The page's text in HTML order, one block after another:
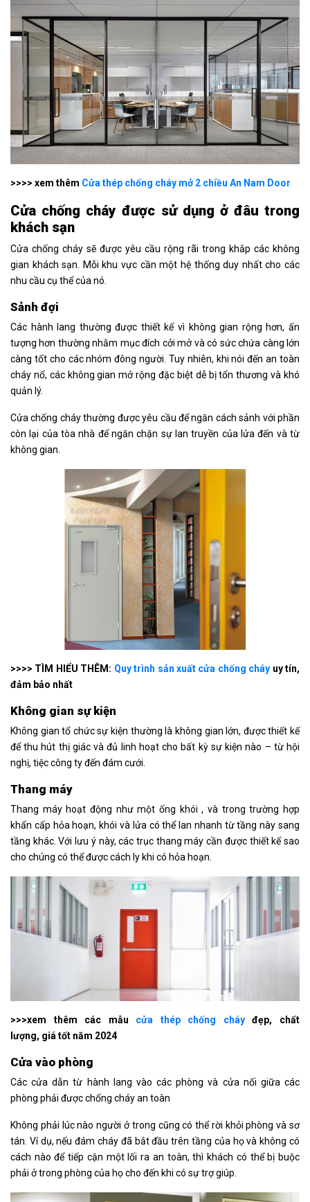
>>>> xem thêm Cửa thép chống cháy mở 2 chiều An Nam Door
Cửa chống cháy được sử dụng ở đâu trong
khách sạn
Cửa chống cháy sẽ được yêu cầu rộng rãi trong khắp các không
gian khách sạn. Mỗi khu vực cần một hệ thống duy nhất cho các
nhu cầu cụ thể của nó.
Sảnh đợi
Các hành lang thường được thiết kế vì không gian rộng hơn, ấn
tượng hơn thường nhằm mục đích cởi mở và có sức chứa càng lớn
càng tốt cho các nhóm đông người. Tuy nhiên, khi nói đến an toàn
cháy nổ, các không gian mở rộng đặc biệt dễ bị tổn thương và khó
quản lý.
Cửa chống cháy thường được yêu cầu để ngăn cách sảnh với phần
còn lại của tòa nhà để ngăn chặn sự lan truyền của lửa đến và từ
không gian.
>>>> TÌM HIỂU THÊM: Quy trình sản xuất cửa chống cháy uy tín,
đảm bảo nhất
Không gian sự kiện
Không gian tổ chức sự kiện thường là không gian lớn, được thiết kế
để thu hút thị giác và đủ linh hoạt cho bất kỳ sự kiện nào – từ hội
nghị, tiệc công ty đến đám cưới.
Thang máy
Thang máy hoạt động như một ống khói , và trong trường hợp
khẩn cấp hỏa hoạn, khói và lửa có thể lan nhanh từ tầng này sang
tầng khác. Với lưu ý này, các trục thang máy cần được thiết kế sao
cho chúng có thể được cách ly khi có hỏa hoạn.
>>>xem thêm các mẫu cửa thép chống cháyđẹp, chất
lượng, giá tốt năm 2024
Cửa vào phòng
Các cửa dẫn từ hành lang vào các phòng và cửa nối giữa các
phòng phải được chống cháy an toàn
Không phải lúc nào người ở trong cũng có thể rời khỏi phòng và sơ
tán. Ví dụ, nếu đám cháy đã bắt đầu trên tầng của họ và không có
cách nào để tiếp cận một lối ra an toàn, thì khách có thể bị buộc
phải ở trong phòng của họ cho đến khi có sự trợ giúp.